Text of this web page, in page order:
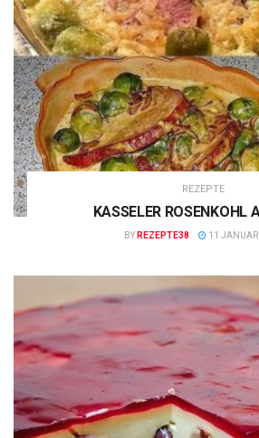
REZEPTE
KASSELER ROSENKOHL
BY REZEPTE38 11